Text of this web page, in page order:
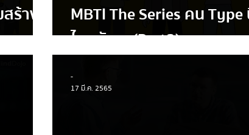
ร้าง
MBTI The Series คน
ไหนกันนะ (Part2)
-
17 มี.ค. 2565